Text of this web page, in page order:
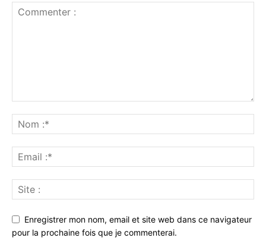
Enregistrer mon nom, email et site web dans ce navigateur
pour la prochaine fois que je commenterai.